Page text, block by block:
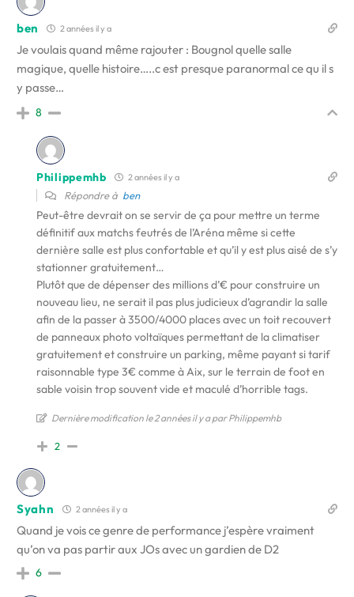
ben 2 années il y a
Je voulais quand même rajouter : Bougnol quelle salle
magique, quelle histoire…..c est presque paranormal ce qu il s
y passe…
8
Philippemhb 2 années il y a
Répondre à ben
Peut-être devrait on se servir de ça pour mettre un terme
définitif aux matchs feutrés de l’Aréna même si cette
dernière salle est plus confortable et qu’il y est plus aisé de s’y
stationner gratuitement…
Plutôt que de dépenser des millions d’€ pour construire un
nouveau lieu, ne serait il pas plus judicieux d’agrandir la salle
afin de la passer à 3500/4000 places avec un toit recouvert
de panneaux photo voltaïques permettant de la climatiser
gratuitement et construire un parking, même payant si tarif
raisonnable type 3€ comme à Aix, sur le terrain de foot en
sable voisin trop souvent vide et maculé d’horrible tags.
Dernière modification le 2 années il y a par Philippemhb
2
Syahn 2 années il y a
Quand je vois ce genre de performance j’espère vraiment
qu’on va pas partir aux JOs avec un gardien de D2
6